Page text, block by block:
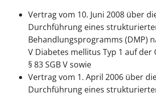
Vertrag vom 10. Juni 2008 über
Durchführung eines
Behandlungsprogramms (DMP)
V Diabetes mellitus Typ 1 auf der
§ 83 SGB V sowie
Vertrag vom 1. April 2006 über
Durchführung eines